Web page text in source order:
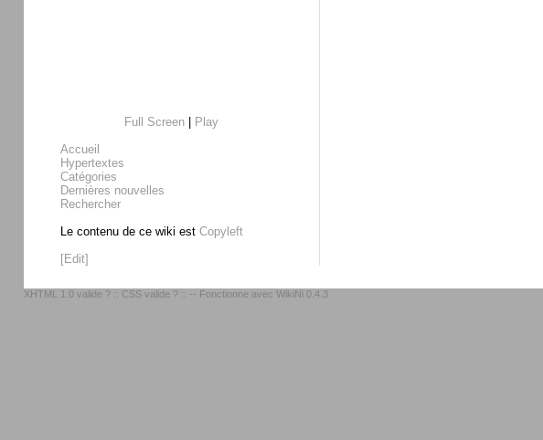
Full Screen
Play
Accueil
Hypertextes
Catégories
Dernières nouvelles
Rechercher
Le contenu de ce wiki est Copyleft
[Edit]
XHTML 1.0 valide ? :: CSS valide ? :: -- Fonctionne avec WikiNi 0.4.3